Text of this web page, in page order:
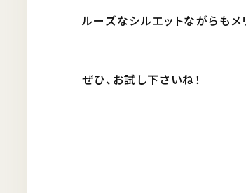
ルーズなシルエットながらもメ
ぜひ、お試し下さいね！